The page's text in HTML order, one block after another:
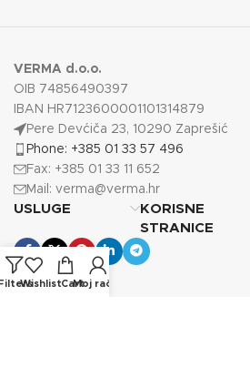
VERMA d.o.o.
OIB 74856490397
IBAN HR7123600001101314879
Pere Devćiča 23, 10290 Zaprešić
Phone: +385 01 33 57 496
Fax: +385 01 33 11 652
Mail: verma@verma.hr
USLUGE
KORISNE
STRANICE
WishlistCartMoj račun